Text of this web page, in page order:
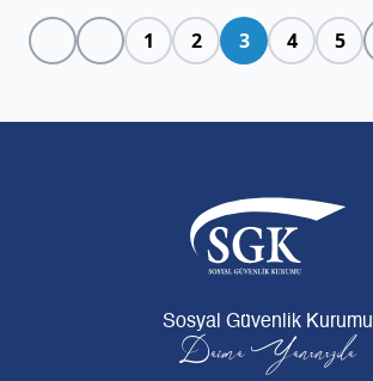
1 2 3 4 5
Sosyal Güvenlik Kurumu
Daima Yanınızda